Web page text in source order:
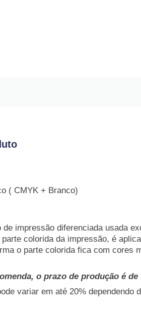
( CMYK + Branco)
de impressão diferenciada usada
colorida da impressão, é
o parte colorida fica com cores
o prazo de produção é
variar em até 20%